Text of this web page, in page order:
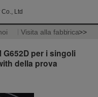
Ltd
Visita alla fabbrica>>
per i singoli
della prova